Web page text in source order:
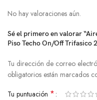
No hay valoraciones aún.
Sé el primero en valorar
Piso Techo On/Off Trifasico
Tu dirección de correo
obligatorios están marcados
Tu puntuación *